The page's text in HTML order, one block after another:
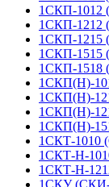
1СКП-1012
1СКП-1212
1СКП-1215
1СКП-1515
1СКП-1518
1СКП(Н)-
1СКП(Н)-
1СКП(Н)-
1СКП(Н)-
1СКТ-1010
1СКТ-Н-
1СКТ-Н-